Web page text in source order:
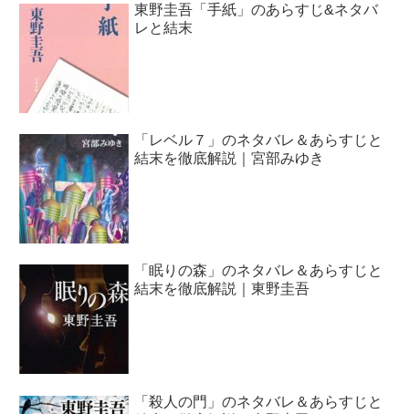
東野圭吾「手紙」のあらすじ&ネタバ
レと結末
「レベル７」のネタバレ＆あらすじと
結末を徹底解説｜宮部みゆき
「眠りの森」のネタバレ＆あらすじと
結末を徹底解説｜東野圭吾
「殺人の門」のネタバレ＆あらすじと